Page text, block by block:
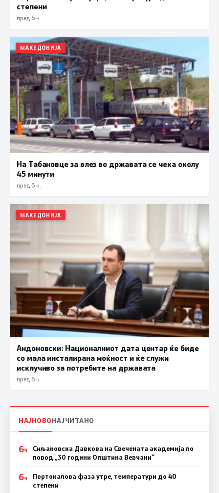
степени
пред 6 ч.
МАКЕДОНИЈА
На Табановце за влез во државата се чека околу
45 минути
пред 6 ч.
МАКЕДОНИЈА
Андоновски: Националниот дата центар ќе биде
со мала инсталирана моќност и ќе служи
исклучиво за потребите на државата
пред 6 ч.
НАЈНОВОНАЈЧИТАНО
6Ч
Сиљановска Давкова на Свечената академија по
повод „30 години Општина Вевчани“
6Ч
Портокалова фаза утре, температури до 40
степени